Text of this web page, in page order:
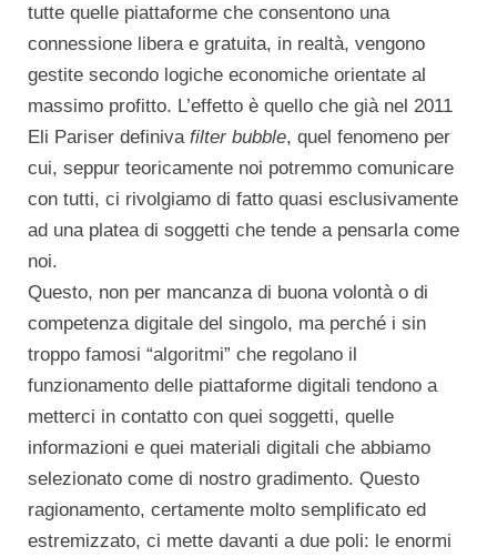
tutte quelle piattaforme che consentono una
connessione libera e gratuita, in realtà, vengono
gestite secondo logiche economiche orientate al
massimo profitto. L’effetto è quello che già nel 2011
Eli Pariser definiva filter bubble, quel fenomeno per
cui, seppur teoricamente noi potremmo comunicare
con tutti, ci rivolgiamo di fatto quasi esclusivamente
ad una platea di soggetti che tende a pensarla come
noi.
Questo, non per mancanza di buona volontà o di
competenza digitale del singolo, ma perché i sin
troppo famosi “algoritmi” che regolano il
funzionamento delle piattaforme digitali tendono a
metterci in contatto con quei soggetti, quelle
informazioni e quei materiali digitali che abbiamo
selezionato come di nostro gradimento. Questo
ragionamento, certamente molto semplificato ed
estremizzato, ci mette davanti a due poli: le enormi